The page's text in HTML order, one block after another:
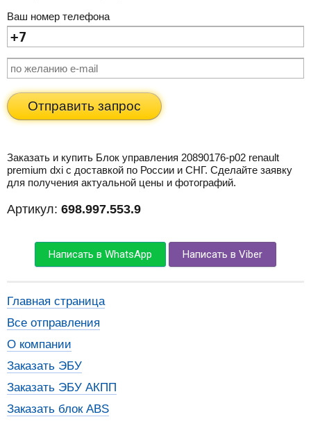
Ваш номер телефона
Отправить запрос
Заказать и купить Блок управления 20890176-p02 renault
premium dxi с доставкой по России и СНГ. Сделайте заявку
для получения актуальной цены и фотографий.
Артикул: 698.997.553.9
Написать в WhatsApp Написать в Viber
Главная страница
Все отправления
О компании
Заказать ЭБУ
Заказать ЭБУ АКПП
Заказать блок ABS